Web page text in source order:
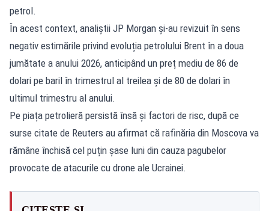
petrol.
În acest context, analiștii JP Morgan și-au revizuit în sens
negativ estimările privind evoluția petrolului Brent în a doua
jumătate a anului 2026, anticipând un preț mediu de 86 de
dolari pe baril în trimestrul al treilea și de 80 de dolari în
ultimul trimestru al anului.
Pe piața petrolieră persistă însă și factori de risc, după ce
surse citate de Reuters au afirmat că rafinăria din Moscova va
rămâne închisă cel puțin șase luni din cauza pagubelor
provocate de atacurile cu drone ale Ucrainei.